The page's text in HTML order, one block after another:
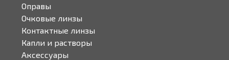
Оправы
Очковые линзы
Контактные линзы
Капли и растворы
Аксессуары